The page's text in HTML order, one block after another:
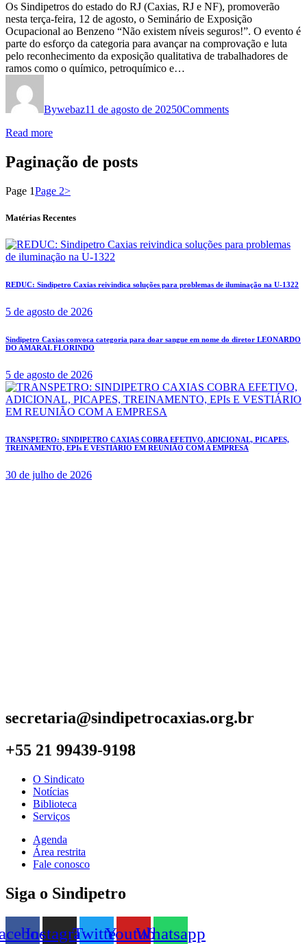
Os Sindipetros do estado do RJ (Caxias, RJ e NF), promoverão
nesta terça-feira, 12 de agosto, o Seminário de Exposição
Ocupacional ao Benzeno “Não existem níveis seguros!”. O evento é
parte do esforço da categoria para avançar na comprovação e luta
pelo reconhecimento da exposição qualitativa de trabalhadores de
ramos como o químico, petroquímico e…
Bywebaz11 de agosto de 20250Comments
Read more
Paginação de posts
Page 1Page 2>
Matérias Recentes
REDUC: Sindipetro Caxias reivindica soluções para problemas de iluminação na U-1322
5 de agosto de 2026
Sindipetro Caxias convoca categoria para doar sangue em nome do diretor LEONARDO
DO AMARAL FLORINDO
5 de agosto de 2026
TRANSPETRO: SINDIPETRO CAXIAS COBRA EFETIVO, ADICIONAL, PICAPES,
TREINAMENTO, EPIs E VESTIÁRIO EM REUNIÃO COM A EMPRESA
30 de julho de 2026
secretaria@sindipetrocaxias.org.br
+55 21 99439-9198
O Sindicato
Notícias
Biblioteca
Serviços
Agenda
Área restrita
Fale conosco
Siga o Sindipetro
InstagramTwitterYoutubeWhatsapp